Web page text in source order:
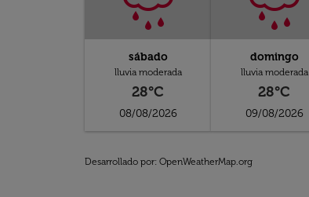
sábado
lluvia moderada
28°C
08/08/2026
domingo
lluvia moderada
28°C
09/08/2026
Desarrollado por: OpenWeatherMap.org